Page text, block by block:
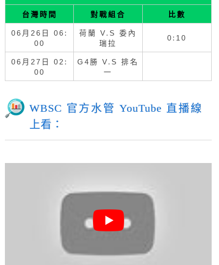
台灣 時間 對戰組合 比數
06月26日 06:
00
荷蘭 V.S 委內
瑞拉
0:10
06月27日 02:
00
G4勝 V.S 排名
一
WBSC 官方水管 YouTube 直播線
上看：